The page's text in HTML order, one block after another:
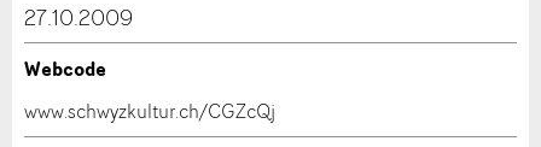
* Eingabe erforderlich
27.10.2009
Webcode
www.schwyzkultur.ch/CGZcQj